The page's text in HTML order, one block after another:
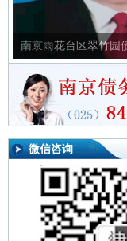
南京雨花台区翠竹园
微信咨询